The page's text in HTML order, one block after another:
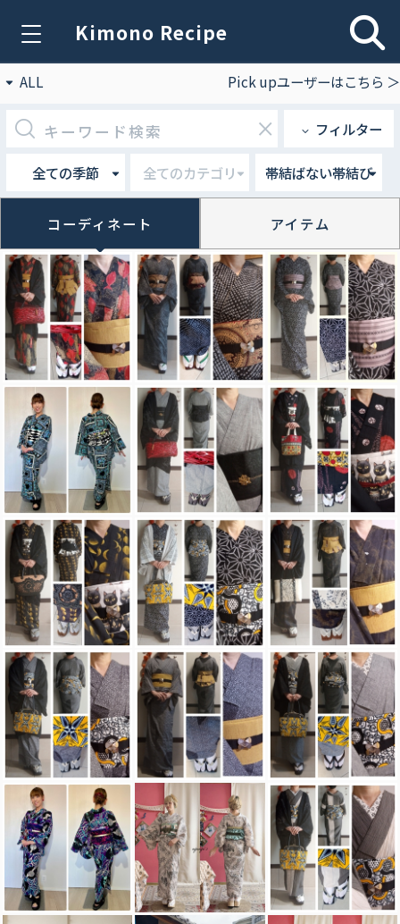
Kimono Recipe
ALL Pick upユーザーはこちら ＞
× フィルター
全ての季節 全てのカテゴリ 帯結ばない帯結び
コーディネート アイテム